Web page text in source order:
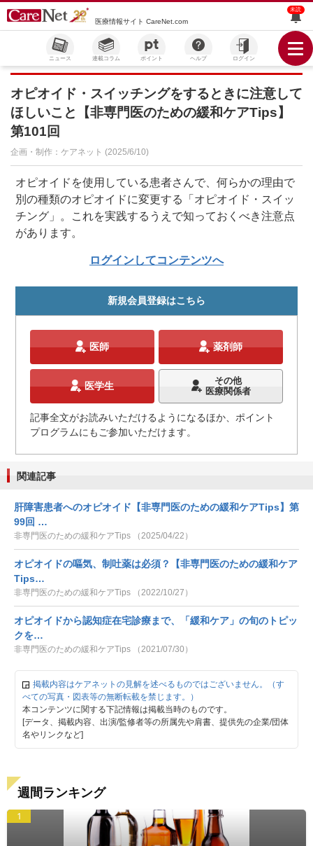
医療情報サイト CareNet.com
未読
ニュース 連載コラム ポイント ヘルプ ログイン
オピオイド・スイッチングをするときに注意して
ほしいこと【非専門医のための緩和ケアTips】
第101回
企画・制作：ケアネット (2025/6/10)
オピオイドを使用している患者さんで、何らかの理由で
別の種類のオピオイドに変更する「オピオイド・スイッ
チング」。これを実践するうえで知っておくべき注意点
があります。
ログインしてコンテンツへ
新規会員登録はこちら
医師 薬剤師
医学生
その他
医療関係者
記事全文がお読みいただけるようになるほか、ポイント
プログラムにもご参加いただけます。
関連記事
肝障害患者へのオピオイド【非専門医のための緩和ケアTips】第
99回 …
非専門医のための緩和ケアTips （2025/04/22）
オピオイドの嘔気、制吐薬は必須？【非専門医のための緩和ケア
Tips…
非専門医のための緩和ケアTips （2022/10/27）
オピオイドから認知症在宅診療まで、「緩和ケア」の旬のトピッ
クを…
非専門医のための緩和ケアTips （2021/07/30）
掲載内容はケアネットの見解を述べるものではございません。（す
べての写真・図表等の無断転載を禁じます。）
本コンテンツに関する下記情報は掲載当時のものです。
[データ、掲載内容、出演/監修者等の所属先や肩書、提供先の企業/団体
名やリンクなど]
週間ランキング
1